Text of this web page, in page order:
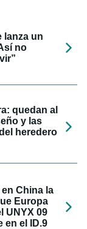
lanza un
no
quedan al
y las
heredero
China la
Europa
UNYX 09
en el ID.9